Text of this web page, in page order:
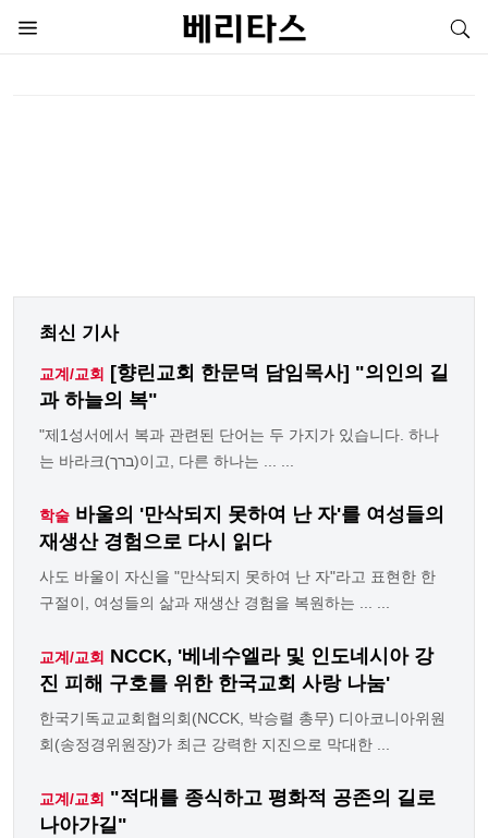
최신 기사
교계/교회
[향린교회 한문덕 담임목사] "의인의 길
과 하늘의 복"
"제1성서에서 복과 관련된 단어는 두 가지가 있습니다. 하나
는 바라크(ברך)이고, 다른 하나는 ... ...
학술 바울의 '만삭되지 못하여 난 자'를 여성들의
재생산 경험으로 다시 읽다
사도 바울이 자신을 "만삭되지 못하여 난 자"라고 표현한 한
구절이, 여성들의 삶과 재생산 경험을 복원하는 ... ...
교계/교회 NCCK, '베네수엘라 및 인도네시아 강
진 피해 구호를 위한 한국교회 사랑 나눔'
한국기독교교회협의회(NCCK, 박승렬 총무) 디아코니아위원
회(송정경위원장)가 최근 강력한 지진으로 막대한 ...
교계/교회 "적대를 종식하고 평화적 공존의 길로
나아가길"